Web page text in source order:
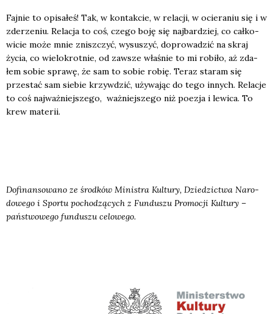
Faj­nie to opi­sa­łeś! Tak, w kon­tak­cie, w rela­cji, w ocie­ra­niu się i w
zde­rze­niu. Rela­cja to coś, cze­go boję się naj­bar­dziej, co cał­ko­
wi­cie może mnie znisz­czyć, wysu­szyć, dopro­wa­dzić na skraj
życia, co wie­lo­krot­nie, od zawsze wła­śnie to mi robi­ło, aż zda­
łem sobie spra­wę, że sam to sobie robię. Teraz sta­ram się
prze­stać sam sie­bie krzyw­dzić, uży­wa­jąc do tego innych. Rela­cje
to coś naj­waż­niej­sze­go, waż­niej­sze­go niż poezja i lewi­ca. To
krew mate­rii.
Dofi­nan­so­wa­no ze środ­ków Mini­stra Kul­tu­ry, Dzie­dzic­twa Naro­
do­we­go i Spor­tu pocho­dzą­cych z Fun­du­szu Pro­mo­cji Kul­tu­ry –
pań­stwo­we­go fun­du­szu celo­we­go.